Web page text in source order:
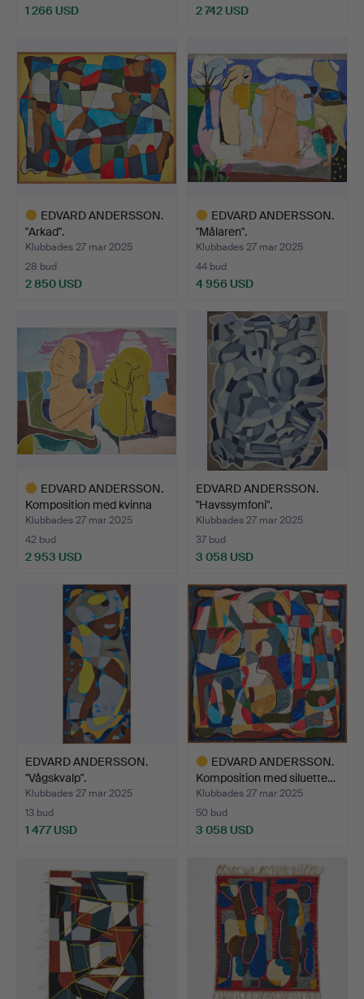
1 266 USD
föremål
2 742 USD
föremål
EDVARD ANDERSSON.
"Arkad".
Klubbades 27 mar 2025
28 bud
2 850 USD
EDVARD ANDERSSON.
"Målaren".
Klubbades 27 mar 2025
44 bud
4 956 USD
föremål
EDVARD ANDERSSON.
Komposition med kvinna
o…
Klubbades 27 mar 2025
42 bud
2 953 USD
EDVARD ANDERSSON.
"Havssymfoni".
Klubbades 27 mar 2025
37 bud
3 058 USD
EDVARD ANDERSSON.
"Vågskvalp".
Klubbades 27 mar 2025
13 bud
1 477 USD
EDVARD ANDERSSON.
Komposition med siluette…
Klubbades 27 mar 2025
50 bud
3 058 USD
föremål